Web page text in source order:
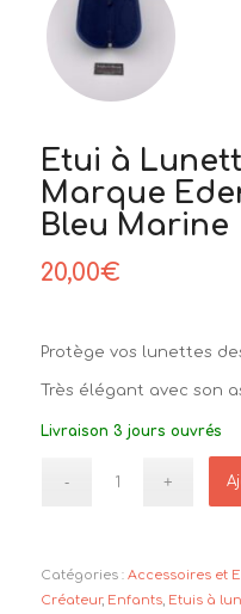
Etui à
Marque
Bleu Marine
20,00€
Protège vos lunettes
Très élégant avec son
Livraison 3 jours ouvrés
Catégories : Accessoires et
Créateur, Enfants, Etuis à